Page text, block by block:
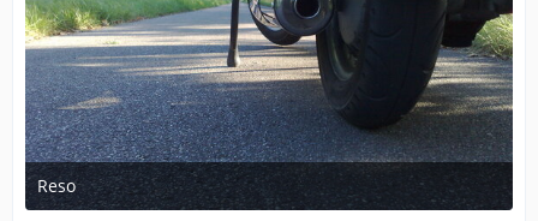
Reso
April 5, 2011 at 18:50